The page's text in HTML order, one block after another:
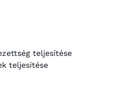
teljesítése
teljesítése